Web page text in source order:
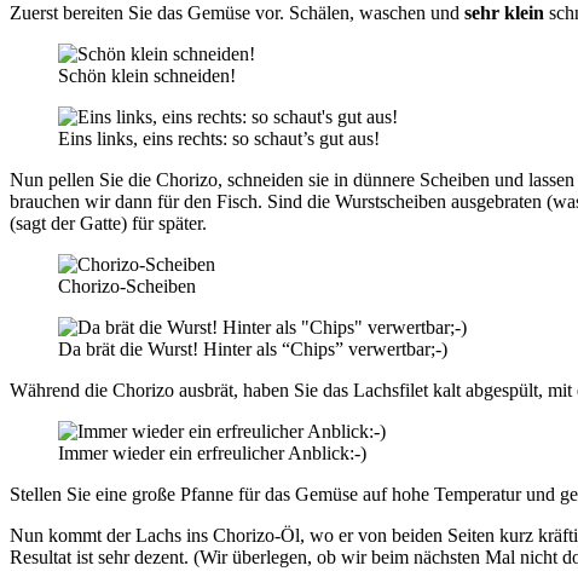
Zuerst bereiten Sie das Gemüse vor. Schälen, waschen und sehr klein
Schön klein schneiden!
Eins links, eins rechts: so schaut’s gut aus!
Nun pellen Sie die Chorizo, schneiden sie in dünnere Scheiben und
brauchen wir dann für den Fisch. Sind die Wurstscheiben ausgebraten
(sagt der Gatte) für später.
Chorizo-Scheiben
Da brät die Wurst! Hinter als “Chips” verwertbar;-)
Während die Chorizo ausbrät, haben Sie das Lachsfilet kalt abgespült,
Immer wieder ein erfreulicher Anblick:-)
Stellen Sie eine große Pfanne für das Gemüse auf hohe Temperatur und
Nun kommt der Lachs ins Chorizo-Öl, wo er von beiden Seiten kurz
Resultat ist sehr dezent. (Wir überlegen, ob wir beim nächsten Mal nicht